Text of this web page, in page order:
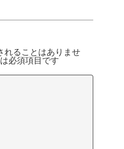
れることはありませ
必須項目です